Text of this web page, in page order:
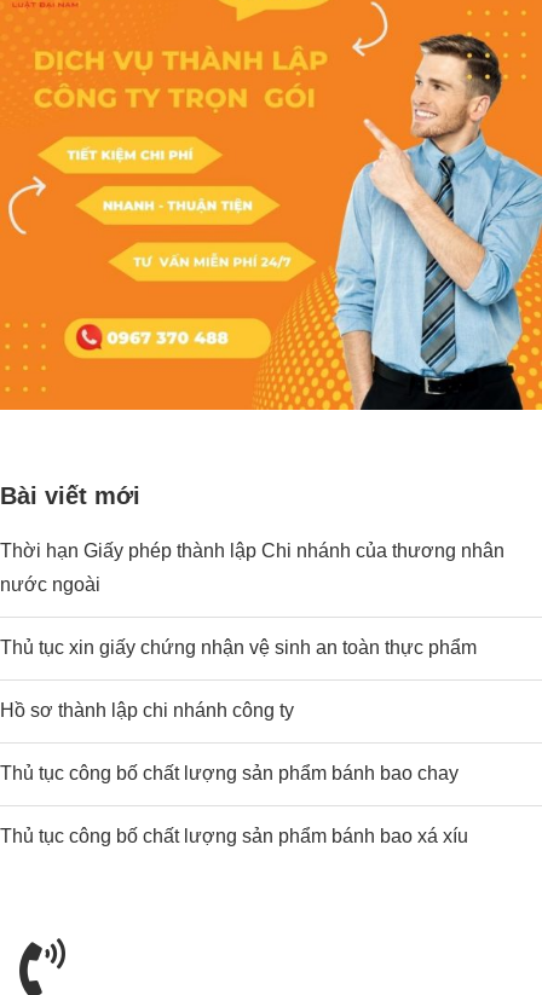
Bài viết mới
Thời hạn Giấy phép thành lập Chi nhánh của thương nhân
nước ngoài
Thủ tục xin giấy chứng nhận vệ sinh an toàn thực phẩm
Hồ sơ thành lập chi nhánh công ty
Thủ tục công bố chất lượng sản phẩm bánh bao chay
Thủ tục công bố chất lượng sản phẩm bánh bao xá xíu